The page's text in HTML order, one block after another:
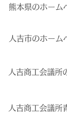
熊本県のホーム
人吉市のホーム
人吉商工会議所
人吉商工会議所